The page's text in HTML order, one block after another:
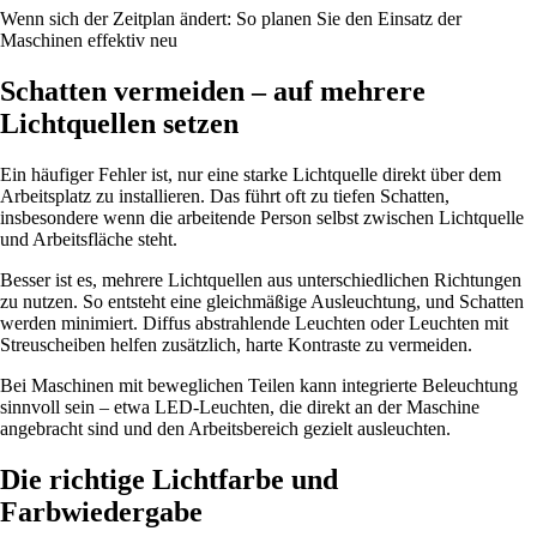
Wenn sich der Zeitplan ändert: So planen Sie den Einsatz der
Maschinen effektiv neu
Schatten vermeiden – auf mehrere
Lichtquellen setzen
Ein häufiger Fehler ist, nur eine starke Lichtquelle direkt über dem
Arbeitsplatz zu installieren. Das führt oft zu tiefen Schatten,
insbesondere wenn die arbeitende Person selbst zwischen Lichtquelle
und Arbeitsfläche steht.
Besser ist es, mehrere Lichtquellen aus unterschiedlichen Richtungen
zu nutzen. So entsteht eine gleichmäßige Ausleuchtung, und Schatten
werden minimiert. Diffus abstrahlende Leuchten oder Leuchten mit
Streuscheiben helfen zusätzlich, harte Kontraste zu vermeiden.
Bei Maschinen mit beweglichen Teilen kann integrierte Beleuchtung
sinnvoll sein – etwa LED-Leuchten, die direkt an der Maschine
angebracht sind und den Arbeitsbereich gezielt ausleuchten.
Die richtige Lichtfarbe und
Farbwiedergabe